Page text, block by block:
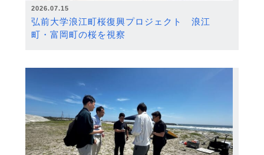
2026.07.15
弘前大学浪江町桜復興プロジェクト 浪江
町・富岡町の桜を視察